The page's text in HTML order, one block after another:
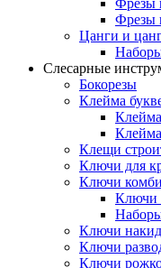
Фрезы
Фрезы
Цанги и
Слесарные
Бокорезы
Клейма
Клещи
Ключи для
Ключи
Ключи
Ключи
Ключи
Ключи